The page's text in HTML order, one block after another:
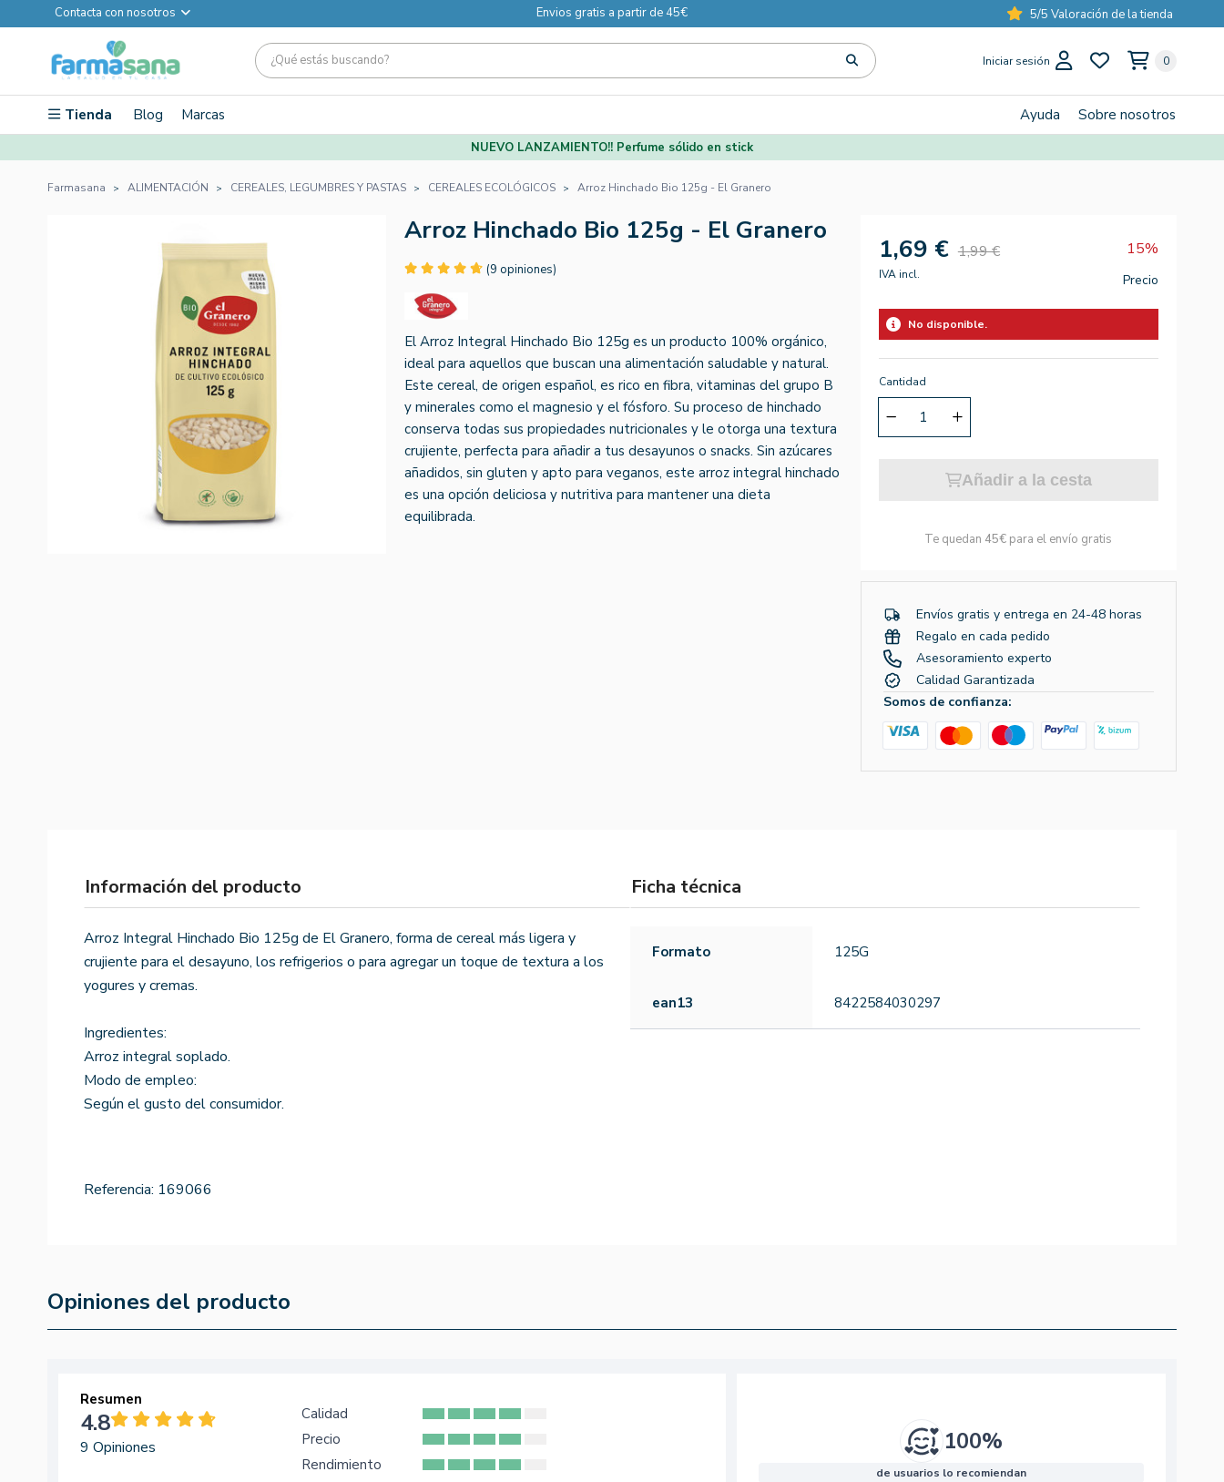
Contacta con nosotros Envios gratis a partir de 45€ 5/5 Valoración de la tienda
Iniciar sesión 0
Tienda Blog Marcas Ayuda Sobre nosotros
NUEVO LANZAMIENTO!! Perfume sólido en stick
Farmasana ALIMENTACIÓN CEREALES, LEGUMBRES Y PASTAS CEREALES ECOLÓGICOS Arroz Hinchado Bio 125g - El Granero
Arroz Hinchado Bio 125g - El Granero
(9 opiniones)
El Arroz Integral Hinchado Bio 125g es un producto 100% orgánico,
ideal para aquellos que buscan una alimentación saludable y natural.
Este cereal, de origen español, es rico en fibra, vitaminas del grupo B
y minerales como el magnesio y el fósforo. Su proceso de hinchado
conserva todas sus propiedades nutricionales y le otorga una textura
crujiente, perfecta para añadir a tus desayunos o snacks. Sin azúcares
añadidos, sin gluten y apto para veganos, este arroz integral hinchado
es una opción deliciosa y nutritiva para mantener una dieta
equilibrada.
1,69 € 1,99 € 15%
IVA incl. Precio
No disponible.
Cantidad
Añadir a la cesta
Te quedan 45€ para el envío gratis
Envíos gratis y entrega en 24-48 horas
Regalo en cada pedido
Asesoramiento experto
Calidad Garantizada
Somos de confianza:
Información del producto
Arroz Integral Hinchado Bio 125g de El Granero, forma de cereal más ligera y
crujiente para el desayuno, los refrigerios o para agregar un toque de textura a los
yogures y cremas.
Ingredientes:
Arroz integral soplado.
Modo de empleo:
Según el gusto del consumidor.
Referencia: 169066
Ficha técnica
Formato 125G
ean13 8422584030297
Opiniones del producto
Resumen
4.8
9 Opiniones
Calidad
Precio
Rendimiento
100%
de usuarios lo recomiendan